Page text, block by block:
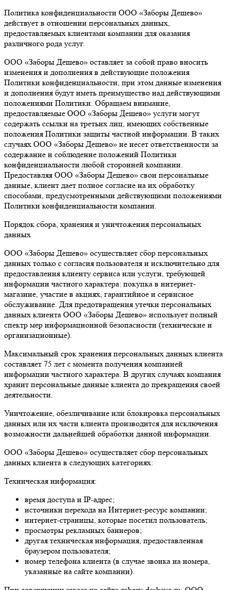
Политика конфиденциальности ООО «Заборы Дешево»
действует в отношении персональных данных,
предоставляемых клиентами компании для оказания
различного рода услуг.
ООО «Заборы Дешево» оставляет за собой право вносить
изменения и дополнения в действующие положения
Политики конфиденциальности, при этом данные изменения
и дополнения будут иметь преимущество над действующими
положениями Политики. Обращаем внимание,
предоставляемые ООО «Заборы Дешево» услуги могут
содержать ссылки на третьих лиц, имеющих собственные
положения Политики защиты частной информации. В таких
случаях ООО «Заборы Дешево» не несет ответственности за
содержание и соблюдение положений Политики
конфиденциальности любой сторонней компании.
Предоставляя ООО «Заборы Дешево» свои персональные
данные, клиент дает полное согласие на их обработку
способами, предусмотренными действующими положениями
Политики конфиденциальности компании.
Порядок сбора, хранения и уничтожения персональных
данных
ООО «Заборы Дешево» осуществляет сбор персональных
данных только с согласия пользователя и исключительно для
предоставления клиенту сервиса или услуги, требующей
информации частного характера: покупка в интернет-
магазине, участие в акциях, гарантийное и сервисное
обслуживание. Для предотвращения утечки персональных
данных клиента ООО «Заборы Дешево» использует полный
спектр мер информационной безопасности (технические и
организационные).
Максимальный срок хранения персональных данных клиента
составляет 75 лет с момента получения компанией
информации частного характера. В других случаях компания
хранит персональные данные клиента до прекращения своей
деятельности.
Уничтожение, обезличивание или блокировка персональных
данных или их части клиента производится для исключения
возможности дальнейшей обработки данной информации.
ООО «Заборы Дешево» осуществляет сбор персональных
данных клиента в следующих категориях:
Техническая информация:
время доступа и IP-адрес;
источники перехода на Интернет-ресурс компании;
интернет-страницы, которые посетил пользователь;
просмотры рекламных баннеров;
другая техническая информация, предоставленная
браузером пользователя;
номер телефона клиента (в случае звонка на номера,
указанные на сайте компании).